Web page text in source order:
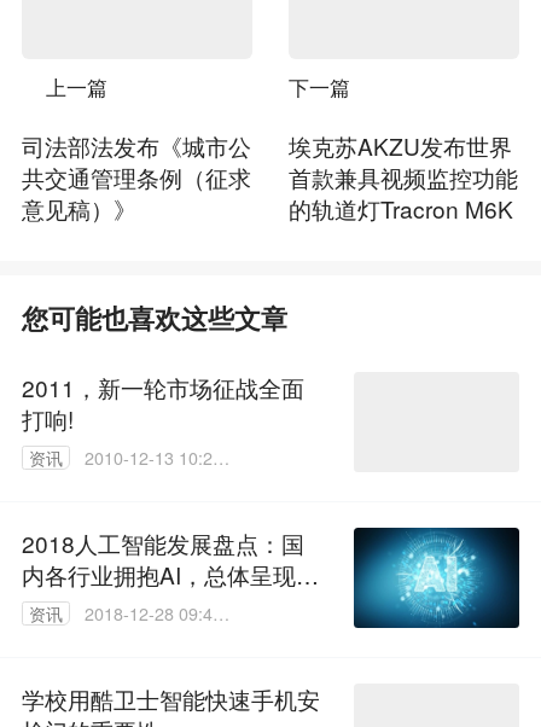
上一篇
司法部法发布《城市公
共交通管理条例（征求
意见稿）》
下一篇
埃克苏AKZU发布世界
首款兼具视频监控功能
的轨道灯Tracron M6K
您可能也喜欢这些文章
2011，新一轮市场征战全面
打响!
资讯
2010-12-13 10:20:
2018人工智能发展盘点：国
内各行业拥抱AI，总体呈现八
大特点
资讯
2018-12-28 09:46:
学校用酷卫士智能快速手机安